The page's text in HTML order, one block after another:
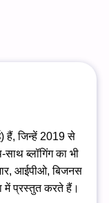
हैं, जिन्हें 2019 से
ब्लॉगिंग का भी
आईपीओ, बिजनस
में प्रस्तुत करते हैं।